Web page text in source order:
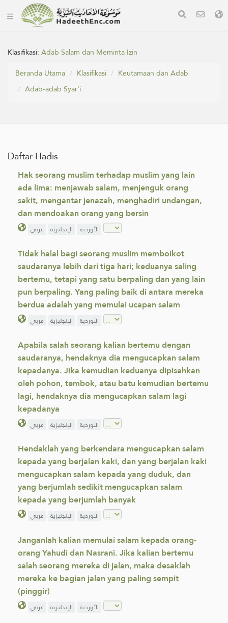
Klasifikasi:Adab Salam dan Meminta Izin
Beranda Utama
Klasifikasi
Keutamaan dan Adab
Adab-adab Syar'i
Daftar Hadis
Hak seorang muslim terhadap muslim yang lain
ada lima: menjawab salam, menjenguk orang
sakit, mengantar jenazah, menghadiri undangan,
dan mendoakan orang yang bersin
عربي الإنجليزية الأوردية
Tidak halal bagi seorang muslim memboikot
saudaranya lebih dari tiga hari; keduanya saling
bertemu, tetapi yang satu berpaling dan yang lain
pun berpaling. Yang paling baik di antara mereka
berdua adalah yang memulai ucapan salam
عربي الإنجليزية الأوردية
Apabila salah seorang kalian bertemu dengan
saudaranya, hendaknya dia mengucapkan salam
kepadanya. Jika kemudian keduanya dipisahkan
oleh pohon, tembok, atau batu kemudian bertemu
lagi, hendaknya dia mengucapkan salam lagi
kepadanya
عربي الإنجليزية الأوردية
Hendaklah yang berkendara mengucapkan salam
kepada yang berjalan kaki, dan yang berjalan kaki
mengucapkan salam kepada yang duduk, dan
yang berjumlah sedikit mengucapkan salam
kepada yang berjumlah banyak
عربي الإنجليزية الأوردية
Janganlah kalian memulai salam kepada orang-
orang Yahudi dan Nasrani. Jika kalian bertemu
salah seorang mereka di jalan, maka desaklah
mereka ke bagian jalan yang paling sempit
(pinggir)
عربي الإنجليزية الأوردية